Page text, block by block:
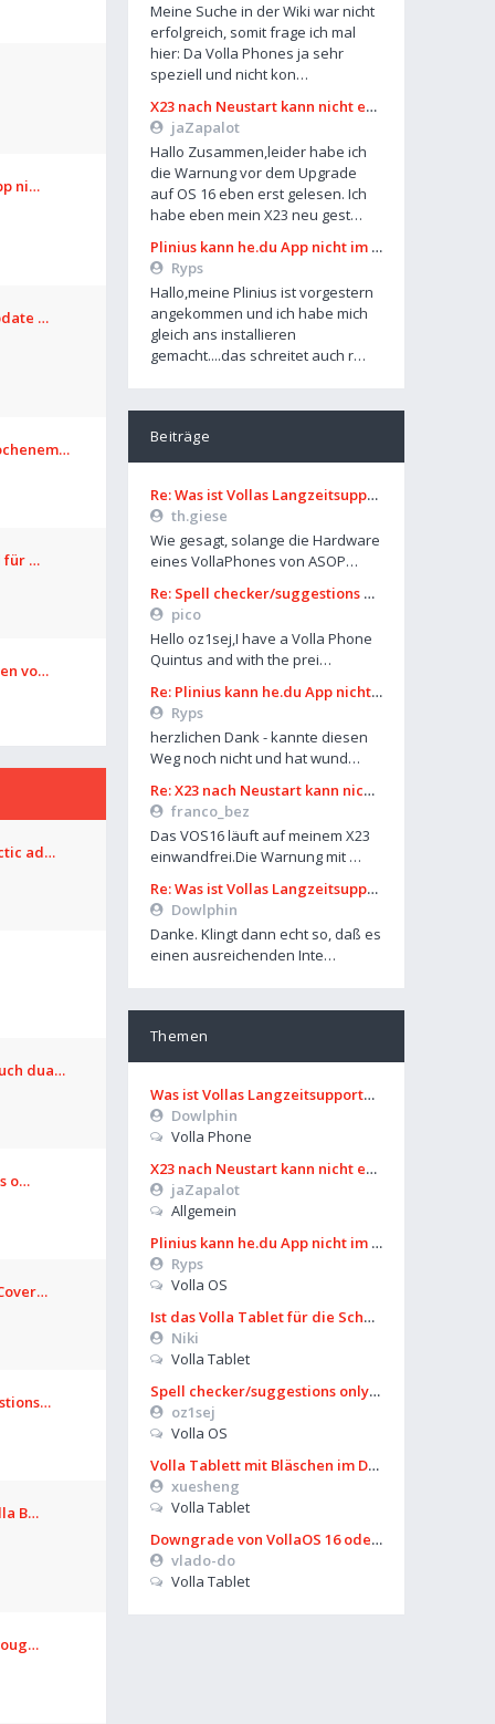
Meine Suche in der Wiki war nicht
erfolgreich, somit frage ich mal
hier: Da Volla Phones ja sehr
speziell und nicht kon…
X23 nach Neustart kann nicht entsperrt werden
jaZapalot
Hallo Zusammen,leider habe ich
die Warnung vor dem Upgrade
auf OS 16 eben erst gelesen. Ich
habe eben mein X23 neu gest…
Plinius kann he.du App nicht im Playstore finden
Ryps
Hallo,meine Plinius ist vorgestern
angekommen und ich habe mich
gleich ans installieren
gemacht....das schreitet auch r…
Beiträge
Re: Was ist Vollas Langzeitsupportplan?
th.giese
Wie gesagt, solange die Hardware
eines VollaPhones von ASOP…
Re: Spell checker/suggestions only works in some settings
pico
Hello oz1sej,I have a Volla Phone
Quintus and with the prei…
Re: Plinius kann he.du App nicht im Playstore finden
Ryps
herzlichen Dank - kannte diesen
Weg noch nicht und hat wund…
Re: X23 nach Neustart kann nicht entsperrt werden
franco_bez
Das VOS16 läuft auf meinem X23
einwandfrei.Die Warnung mit …
Re: Was ist Vollas Langzeitsupportplan?
Dowlphin
Danke. Klingt dann echt so, daß es
einen ausreichenden Inte…
Themen
Was ist Vollas Langzeitsupportplan?
Dowlphin
Volla Phone
X23 nach Neustart kann nicht entsperrt werden
jaZapalot
Allgemein
Plinius kann he.du App nicht im Playstore finden
Ryps
Volla OS
Ist das Volla Tablet für die Schule zu gebrauchen?
Niki
Volla Tablet
Spell checker/suggestions only works in some settings
oz1sej
Volla OS
Volla Tablett mit Bläschen im Display?
xuesheng
Volla Tablet
Downgrade von VollaOS 16 oder Formatierung von Userdata (aus UT)
vlado-do
Volla Tablet
ni…
…
für …
vo…
ad…
dua…
o…
B…